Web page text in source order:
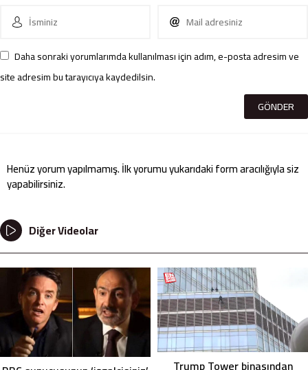
Daha sonraki yorumlarımda kullanılması için adım, e-posta adresim ve
site adresim bu tarayıcıya kaydedilsin.
Henüz yorum yapılmamış. İlk yorumu yukarıdaki form aracılığıyla siz
yapabilirsiniz.
Diğer Videolar